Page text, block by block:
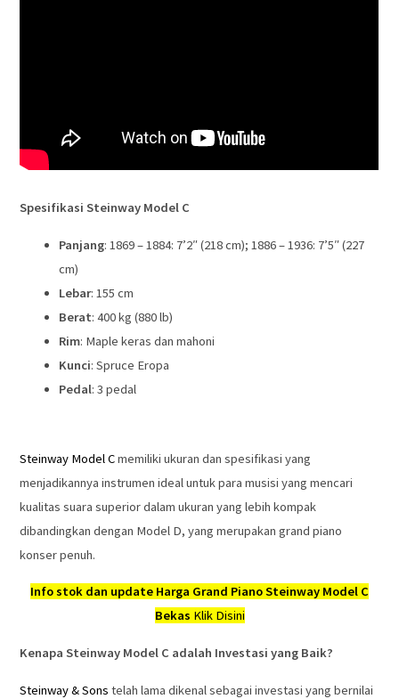
Spesifikasi Steinway Model C
Panjang: 1869 – 1884: 7’2″ (218 cm); 1886 – 1936: 7’5″ (227
cm)
Lebar: 155 cm
Berat: 400 kg (880 lb)
Rim: Maple keras dan mahoni
Kunci: Spruce Eropa
Pedal: 3 pedal
Steinway Model Cmemiliki ukuran dan spesifikasi yang
menjadikannya instrumen ideal untuk para musisi yang mencari
kualitas suara superior dalam ukuran yang lebih kompak
dibandingkan dengan Model D, yang merupakan grand piano
konser penuh.
Info stok dan update Harga Grand Piano Steinway Model C
Bekas Klik Disini
Kenapa Steinway Model C adalah Investasi yang Baik?
Steinway & Sons telah lama dikenal sebagai investasi yang bernilai